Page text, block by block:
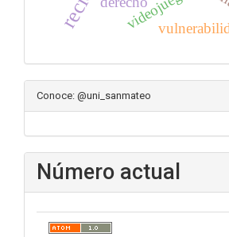
Conoce: @uni_sanmateo
Número actual